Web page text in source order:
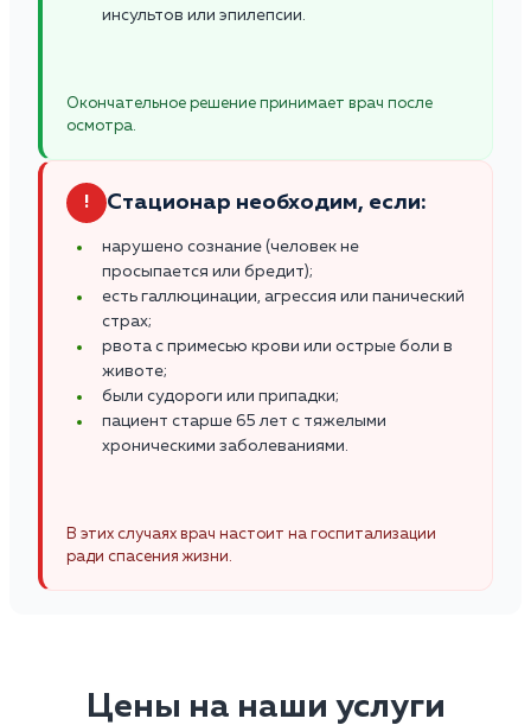
инсультов или эпилепсии.
Окончательное решение принимает врач после
осмотра.
! Стационар необходим, если:
нарушено сознание (человек не
просыпается или бредит);
есть галлюцинации, агрессия или панический
страх;
рвота с примесью крови или острые боли в
животе;
были судороги или припадки;
пациент старше 65 лет с тяжелыми
хроническими заболеваниями.
В этих случаях врач настоит на госпитализации
ради спасения жизни.
Цены на наши услуги